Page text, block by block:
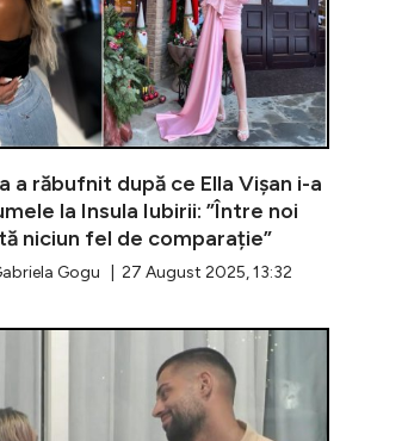
a răbufnit după ce Ella Vișan i-a
la Insula Iubirii: ”Între noi
niciun fel de comparație”
Gogu | 27 August 2025, 13:32
de o fostă concurentă! ''Ispita